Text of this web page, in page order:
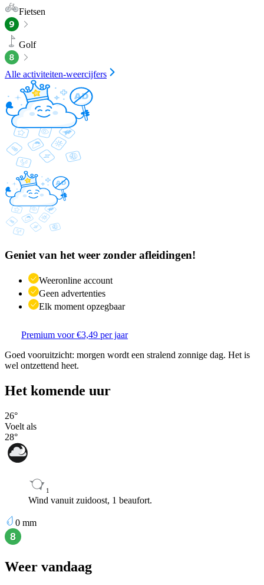
Fietsen
Golf
Alle activiteiten-weercijfers
Geniet van het weer zonder afleidingen!
Weeronline account
Geen advertenties
Elk moment opzegbaar
Premium voor €3,49 per jaar
Goed vooruitzicht: morgen wordt een stralend zonnige dag. Het is
wel ontzettend heet.
Het komende uur
26°
Voelt als
28°
1
Wind vanuit zuidoost, 1 beaufort.
0 mm
Weer vandaag